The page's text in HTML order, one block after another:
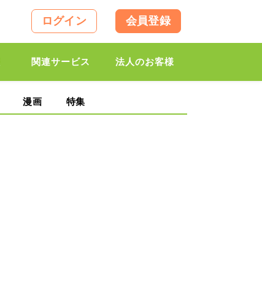
ログイン 会員登録
関連サービス 法人のお客様
漫画 特集